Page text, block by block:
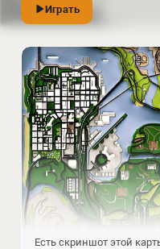
Играть
Есть скриншот этой